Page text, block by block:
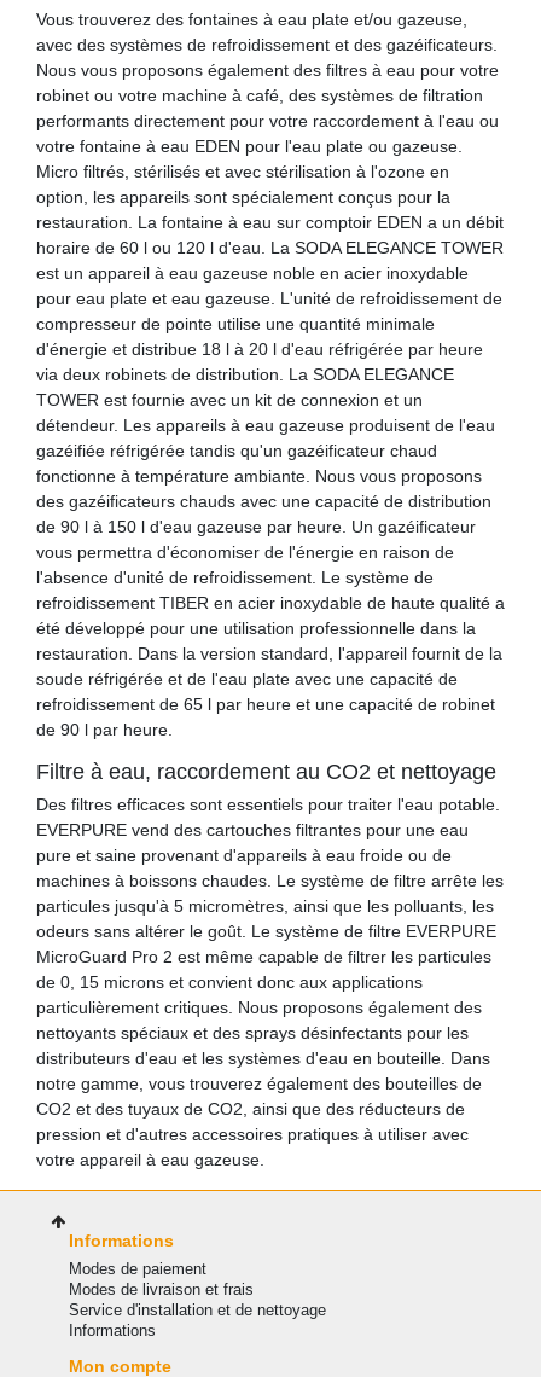
Vous trouverez des fontaines à eau plate et/ou gazeuse,
avec des systèmes de refroidissement et des gazéificateurs.
Nous vous proposons également des filtres à eau pour votre
robinet ou votre machine à café, des systèmes de filtration
performants directement pour votre raccordement à l'eau ou
votre fontaine à eau EDEN pour l'eau plate ou gazeuse.
Micro filtrés, stérilisés et avec stérilisation à l'ozone en
option, les appareils sont spécialement conçus pour la
restauration. La fontaine à eau sur comptoir EDEN a un débit
horaire de 60 l ou 120 l d'eau. La SODA ELEGANCE TOWER
est un appareil à eau gazeuse noble en acier inoxydable
pour eau plate et eau gazeuse. L'unité de refroidissement de
compresseur de pointe utilise une quantité minimale
d'énergie et distribue 18 l à 20 l d'eau réfrigérée par heure
via deux robinets de distribution. La SODA ELEGANCE
TOWER est fournie avec un kit de connexion et un
détendeur. Les appareils à eau gazeuse produisent de l'eau
gazéifiée réfrigérée tandis qu'un gazéificateur chaud
fonctionne à température ambiante. Nous vous proposons
des gazéificateurs chauds avec une capacité de distribution
de 90 l à 150 l d'eau gazeuse par heure. Un gazéificateur
vous permettra d'économiser de l'énergie en raison de
l'absence d'unité de refroidissement. Le système de
refroidissement TIBER en acier inoxydable de haute qualité a
été développé pour une utilisation professionnelle dans la
restauration. Dans la version standard, l'appareil fournit de la
soude réfrigérée et de l'eau plate avec une capacité de
refroidissement de 65 l par heure et une capacité de robinet
de 90 l par heure.
Filtre à eau, raccordement au CO2 et nettoyage
Des filtres efficaces sont essentiels pour traiter l'eau potable.
EVERPURE vend des cartouches filtrantes pour une eau
pure et saine provenant d'appareils à eau froide ou de
machines à boissons chaudes. Le système de filtre arrête les
particules jusqu'à 5 micromètres, ainsi que les polluants, les
odeurs sans altérer le goût. Le système de filtre EVERPURE
MicroGuard Pro 2 est même capable de filtrer les particules
de 0, 15 microns et convient donc aux applications
particulièrement critiques. Nous proposons également des
nettoyants spéciaux et des sprays désinfectants pour les
distributeurs d'eau et les systèmes d'eau en bouteille. Dans
notre gamme, vous trouverez également des bouteilles de
CO2 et des tuyaux de CO2, ainsi que des réducteurs de
pression et d'autres accessoires pratiques à utiliser avec
votre appareil à eau gazeuse.
Informations
Modes de paiement
Modes de livraison et frais
Service d'installation et de nettoyage
Informations
Mon compte